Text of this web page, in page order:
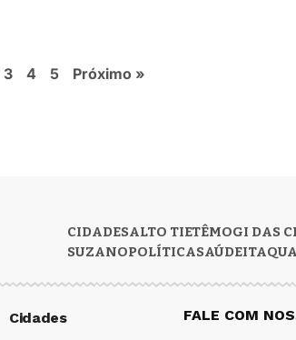
3 4 5 Próximo »
CIDADESALTO TIETÊMOGI DAS
SUZANOPOLÍTICASAÚDE
Cidades FALE COM